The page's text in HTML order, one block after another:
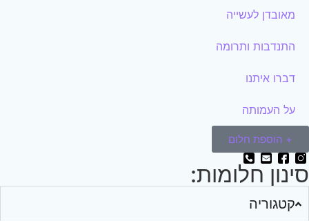
מאובדן לעשייה
התנדבות ותרומה
דברו איתנו
על העמותה
+ הוספת חלום
חלומות:
קטגוריה